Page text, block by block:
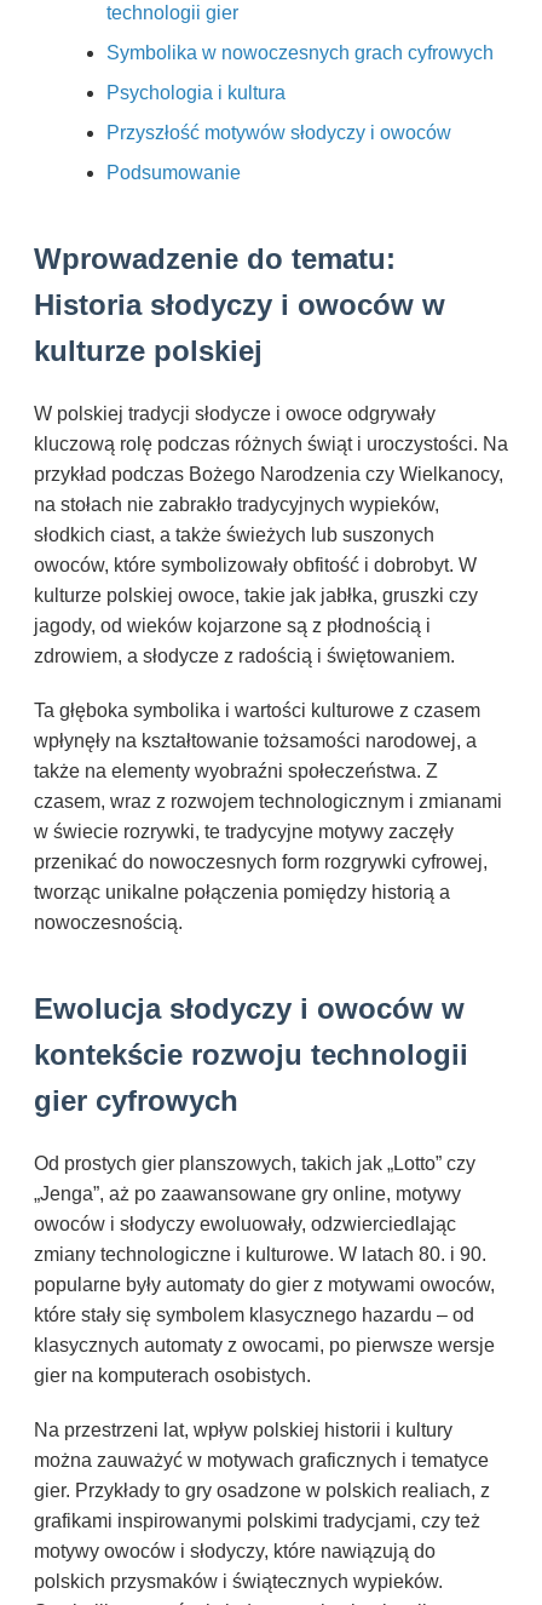
technologii gier
Symbolika w nowoczesnych grach cyfrowych
Psychologia i kultura
Przyszłość motywów słodyczy i owoców
Podsumowanie
Wprowadzenie do tematu:
Historia słodyczy i owoców w
kulturze polskiej
W polskiej tradycji słodycze i owoce odgrywały
kluczową rolę podczas różnych świąt i uroczystości. Na
przykład podczas Bożego Narodzenia czy Wielkanocy,
na stołach nie zabrakło tradycyjnych wypieków,
słodkich ciast, a także świeżych lub suszonych
owoców, które symbolizowały obfitość i dobrobyt. W
kulturze polskiej owoce, takie jak jabłka, gruszki czy
jagody, od wieków kojarzone są z płodnością i
zdrowiem, a słodycze z radością i świętowaniem.
Ta głęboka symbolika i wartości kulturowe z czasem
wpłynęły na kształtowanie tożsamości narodowej, a
także na elementy wyobraźni społeczeństwa. Z
czasem, wraz z rozwojem technologicznym i zmianami
w świecie rozrywki, te tradycyjne motywy zaczęły
przenikać do nowoczesnych form rozgrywki cyfrowej,
tworząc unikalne połączenia pomiędzy historią a
nowoczesnością.
Ewolucja słodyczy i owoców w
kontekście rozwoju technologii
gier cyfrowych
Od prostych gier planszowych, takich jak „Lotto” czy
„Jenga”, aż po zaawansowane gry online, motywy
owoców i słodyczy ewoluowały, odzwierciedlając
zmiany technologiczne i kulturowe. W latach 80. i 90.
popularne były automaty do gier z motywami owoców,
które stały się symbolem klasycznego hazardu – od
klasycznych automaty z owocami, po pierwsze wersje
gier na komputerach osobistych.
Na przestrzeni lat, wpływ polskiej historii i kultury
można zauważyć w motywach graficznych i tematyce
gier. Przykłady to gry osadzone w polskich realiach, z
grafikami inspirowanymi polskimi tradycjami, czy też
motywy owoców i słodyczy, które nawiązują do
polskich przysmaków i świątecznych wypieków.